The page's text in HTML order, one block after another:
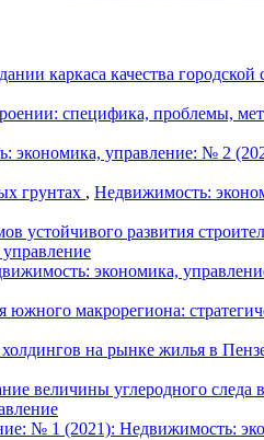
каркаса качества
специфика, проблемы,
экономика, управление: № 2
грунтах , Недвижимость:
устойчивого развития
экономика,
южного макрорегиона:
на рынке жилья в
величины углеродного следа
№ 1 (2021): Недвижимость: